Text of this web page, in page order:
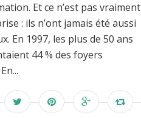
Et ce n’est pas vraiment
: ils n’ont jamais été aussi
En 1997, les plus de 50 ans
44 % des foyers